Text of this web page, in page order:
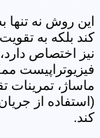
این روش نه تنها
کند بلکه به
نیز اختصاص
فیزیوتراپیست
ماساژ، تمرینات
(استفاده از
کند.